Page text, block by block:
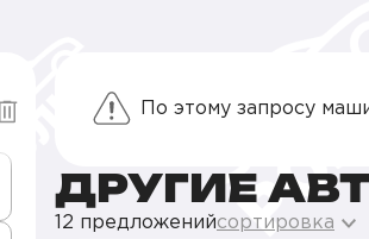
По этому запросу
ДРУГИЕ
12 предложенийсортировка